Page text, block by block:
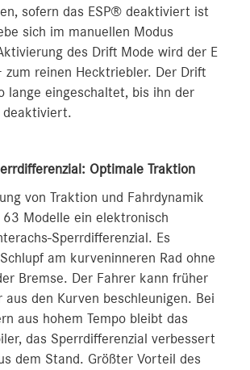
sofern das ESP® deaktiviert ist
sich im manuellen Modus
des Drift Mode wird der E
zum reinen Hecktriebler. Der Drift
lange eingeschaltet, bis ihn der
deaktiviert.
Optimale Traktion
von Traktion und Fahrdynamik
63 Modelle ein elektronisch
Sperrdifferenzial. Es
am kurveninneren Rad ohne
Bremse. Der Fahrer kann früher
aus den Kurven beschleunigen. Bei
aus hohem Tempo bleibt das
das Sperrdifferenzial verbessert
dem Stand. Größter Vorteil des